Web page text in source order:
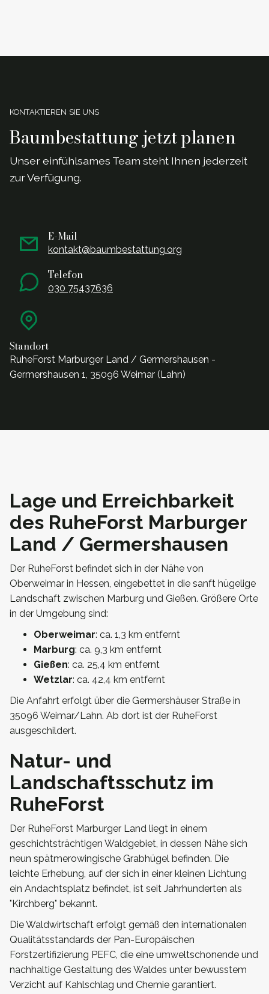
KONTAKTIEREN SIE UNS
Baumbestattung jetzt planen
Unser einfühlsames Team steht Ihnen jederzeit
zur Verfügung.
E-Mail
kontakt@baumbestattung.org
Telefon
030 75437636
Standort
RuheForst Marburger Land / Germershausen -
Germershausen 1, 35096 Weimar (Lahn)
Lage und Erreichbarkeit
des RuheForst Marburger
Land / Germershausen
Der RuheForst befindet sich in der Nähe von
Oberweimar in Hessen, eingebettet in die sanft hügelige
Landschaft zwischen Marburg und Gießen. Größere Orte
in der Umgebung sind:
Oberweimar: ca. 1,3 km entfernt
Marburg: ca. 9,3 km entfernt
Gießen: ca. 25,4 km entfernt
Wetzlar: ca. 42,4 km entfernt
Die Anfahrt erfolgt über die Germershäuser Straße in
35096 Weimar/Lahn. Ab dort ist der RuheForst
ausgeschildert.
Natur- und
Landschaftsschutz im
RuheForst
Der RuheForst Marburger Land liegt in einem
geschichtsträchtigen Waldgebiet, in dessen Nähe sich
neun spätmerowingische Grabhügel befinden. Die
leichte Erhebung, auf der sich in einer kleinen Lichtung
ein Andachtsplatz befindet, ist seit Jahrhunderten als
"Kirchberg" bekannt.
Die Waldwirtschaft erfolgt gemäß den internationalen
Qualitätsstandards der Pan-Europäischen
Forstzertifizierung PEFC, die eine umweltschonende und
nachhaltige Gestaltung des Waldes unter bewusstem
Verzicht auf Kahlschlag und Chemie garantiert.